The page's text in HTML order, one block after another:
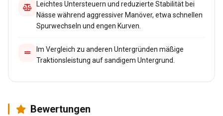
Leichtes Untersteuern und reduzierte Stabilität bei
Nässe während aggressiver Manöver, etwa schnellen
Spurwechseln und engen Kurven.
Im Vergleich zu anderen Untergründen mäßige
Traktionsleistung auf sandigem Untergrund.
Bewertungen